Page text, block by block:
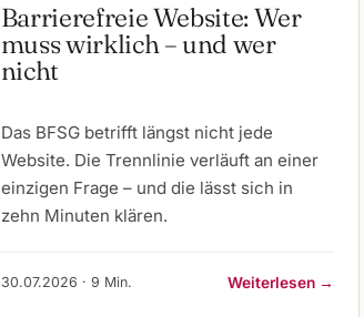
Barrierefreie Website: Wer
muss wirklich – und wer
nicht
Das BFSG betrifft längst nicht jede
Website. Die Trennlinie verläuft an einer
einzigen Frage – und die lässt sich in
zehn Minuten klären.
30.07.2026 · 9 Min. Weiterlesen →